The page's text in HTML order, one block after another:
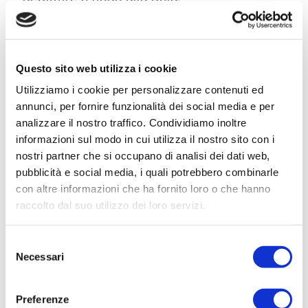
Questo sito web utilizza i cookie
Utilizziamo i cookie per personalizzare contenuti ed
annunci, per fornire funzionalità dei social media e per
analizzare il nostro traffico. Condividiamo inoltre
informazioni sul modo in cui utilizza il nostro sito con i
nostri partner che si occupano di analisi dei dati web,
pubblicità e social media, i quali potrebbero combinarle
con altre informazioni che ha fornito loro o che hanno
raccolto dal suo utilizzo dei loro servizi.
delNecessari
Preferenze
Tali manifestazioni fisiche sono in genere
inquietudine e ansia per circostanze
ordinarie della vita di tutti i giorni o per
eventi futuri percepiti come catastrofici
con una bassa probabilità reale che
accadano.
Tali sensazioni e preoccupazioni riducono la
capacità di pensare lucidamente e sono
Un’emozione è qualcosa che ci informa sul